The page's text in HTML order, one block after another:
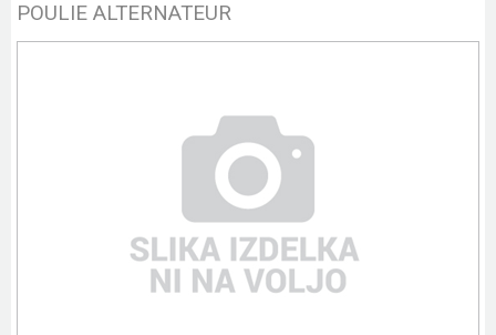
POULIE ALTERNATEUR